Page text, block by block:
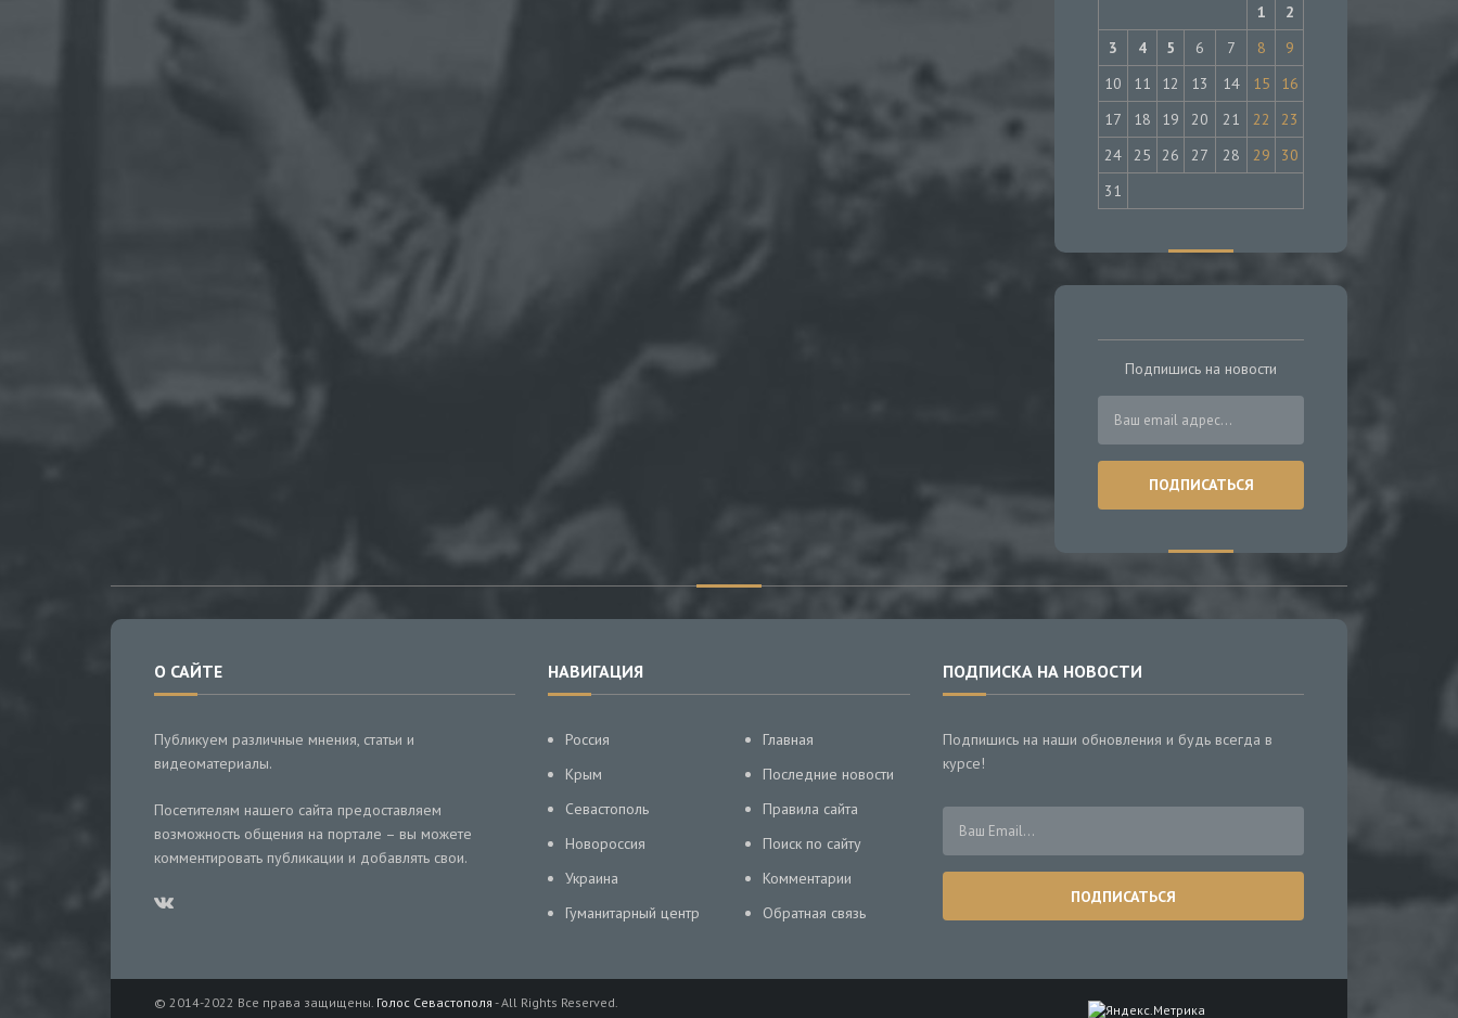
1
2
3
4 5 6 7 8
9
10
11 12 13 14 15
16
17
18 19 20 21 22
23
24
25 26 27 28 29
30
31
Подпишись на новости
О САЙТЕ
Публикуем различные мнения, статьи и
видеоматериалы.
Посетителям нашего сайта предоставляем
возможность общения на портале – вы можете
комментировать публикации и добавлять свои.
НАВИГАЦИЯ
Россия
Крым
Севастополь
Новороссия
Украина
Гуманитарный центр
Главная
Последние новости
Правила сайта
Поиск по сайту
Комментарии
Обратная связь
ПОДПИСКА НА НОВОСТИ
Подпишись на наши обновления и будь всегда в
курсе!
© 2014-2022 Все права защищены. Голос Севастополя - All Rights Reserved.